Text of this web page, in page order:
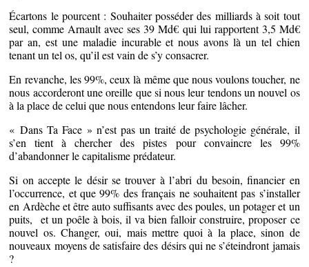
Écartons le pourcent : Souhaiter posséder des milliards à soit tout
seul, comme Arnault avec ses 39 Md€ qui lui rapportent 3,5 Md€
par an, est une maladie incurable et nous avons là un tel chien
tenant un tel os, qu’il est vain de s’y consacrer.
En revanche, les 99%, ceux là même que nous voulons toucher, ne
nous accorderont une oreille que si nous leur tendons un nouvel os
à la place de celui que nous entendons leur faire lâcher.
« Dans Ta Face » n’est pas un traité de psychologie générale, il
s’en tient à chercher des pistes pour convaincre les 99%
d’abandonner le capitalisme prédateur.
Si on accepte le désir se trouver à l’abri du besoin, financier en
l’occurrence, et que 99% des français ne souhaitent pas s’installer
en Ardèche et être auto suffisants avec des poules, un potager et un
puits, et un poêle à bois, il va bien falloir construire, proposer ce
nouvel os. Changer, oui, mais mettre quoi à la place, sinon de
nouveaux moyens de satisfaire des désirs qui ne s’éteindront jamais
?